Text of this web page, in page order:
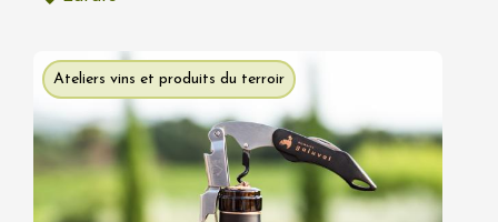
Ateliers vins et produits du terroir